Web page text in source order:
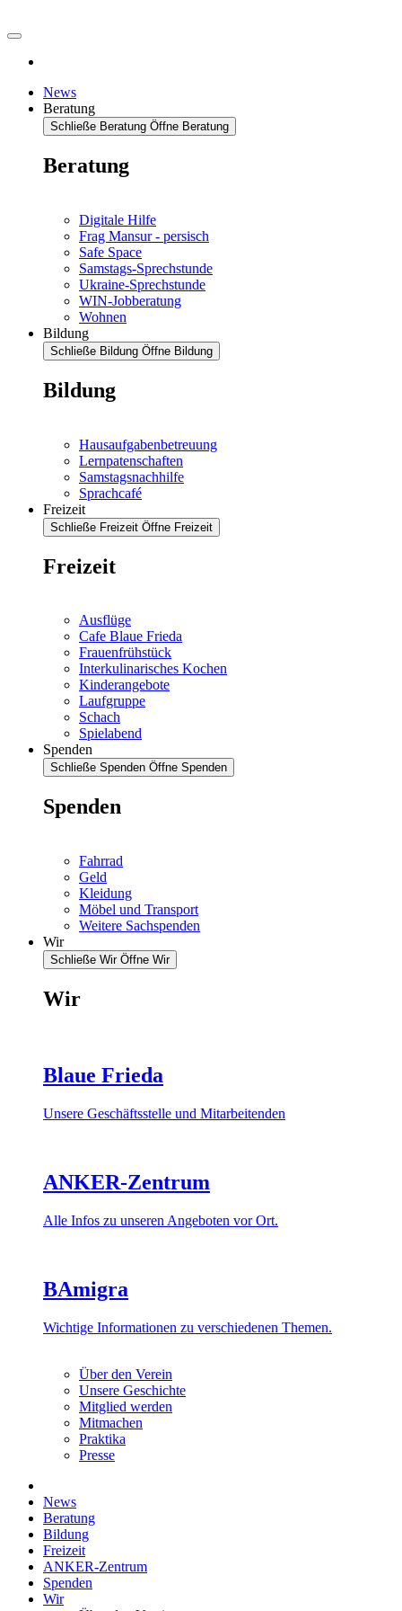
News
Beratung
Schließe Beratung Öffne Beratung
Beratung
Digitale Hilfe
Frag Mansur - persisch
Safe Space
Samstags-Sprechstunde
Ukraine-Sprechstunde
WIN-Jobberatung
Wohnen
Bildung
Schließe Bildung Öffne Bildung
Bildung
Hausaufgabenbetreuung
Lernpatenschaften
Samstagsnachhilfe
Sprachcafé
Freizeit
Schließe Freizeit Öffne Freizeit
Freizeit
Ausflüge
Cafe Blaue Frieda
Frauenfrühstück
Interkulinarisches Kochen
Kinderangebote
Laufgruppe
Schach
Spielabend
Spenden
Schließe Spenden Öffne Spenden
Spenden
Fahrrad
Geld
Kleidung
Möbel und Transport
Weitere Sachspenden
Wir
Schließe Wir Öffne Wir
Wir
Blaue Frieda
Unsere Geschäftsstelle und Mitarbeitenden
ANKER-Zentrum
Alle Infos zu unseren Angeboten vor Ort.
BAmigra
Wichtige Informationen zu verschiedenen Themen.
Über den Verein
Unsere Geschichte
Mitglied werden
Mitmachen
Praktika
Presse
News
Beratung
Bildung
Freizeit
ANKER-Zentrum
Spenden
Wir